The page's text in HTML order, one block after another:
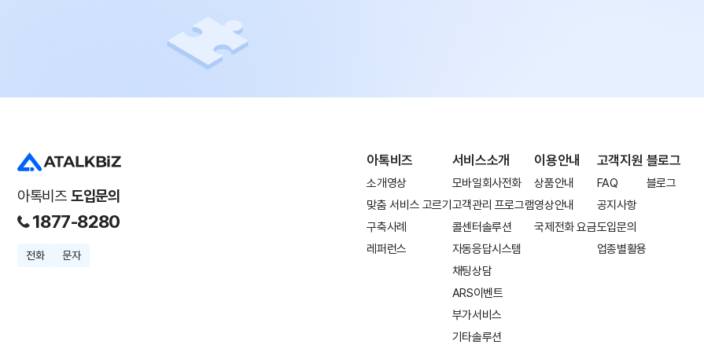
아톡비즈 도입문의
1877-8280
전화 문자
아톡비즈
소개영상
맞춤 서비스 고르기
구축사례
레퍼런스
서비스소개
모바일회사전화
고객관리 프로그램
콜센터솔루션
자동응답시스템
채팅상담
ARS이벤트
부가서비스
기타솔루션
이용안내
상품안내
영상안내
국제전화 요금
고객지원
FAQ
공지사항
도입문의
업종별활용
블로그
블로그